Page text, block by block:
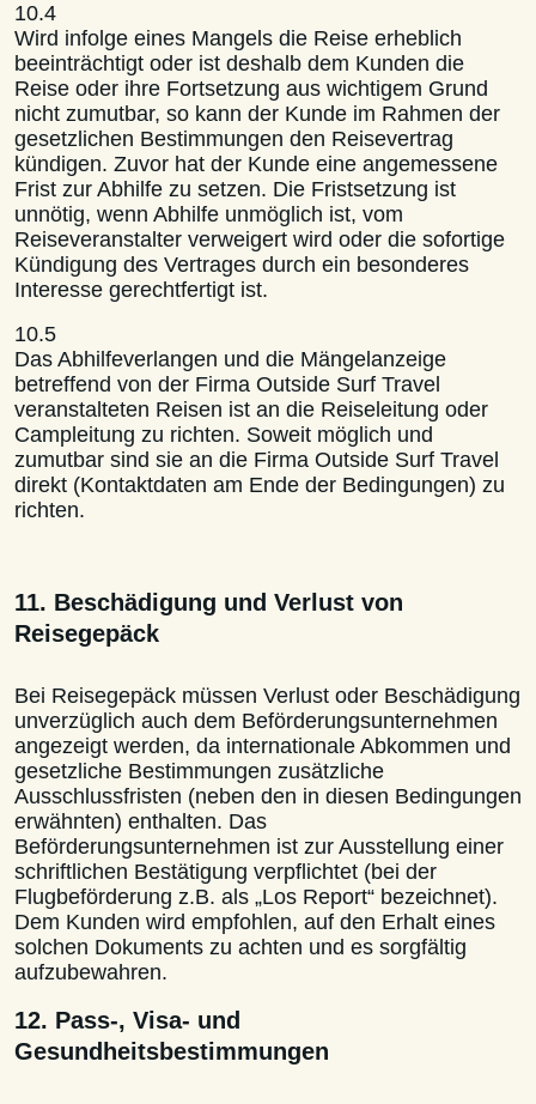
10.4
Wird infolge eines Mangels die Reise erheblich
beeinträchtigt oder ist deshalb dem Kunden die
Reise oder ihre Fortsetzung aus wichtigem Grund
nicht zumutbar, so kann der Kunde im Rahmen der
gesetzlichen Bestimmungen den Reisevertrag
kündigen. Zuvor hat der Kunde eine angemessene
Frist zur Abhilfe zu setzen. Die Fristsetzung ist
unnötig, wenn Abhilfe unmöglich ist, vom
Reiseveranstalter verweigert wird oder die sofortige
Kündigung des Vertrages durch ein besonderes
Interesse gerechtfertigt ist.
10.5
Das Abhilfeverlangen und die Mängelanzeige
betreffend von der Firma Outside Surf Travel
veranstalteten Reisen ist an die Reiseleitung oder
Campleitung zu richten. Soweit möglich und
zumutbar sind sie an die Firma Outside Surf Travel
direkt (Kontaktdaten am Ende der Bedingungen) zu
richten.
11. Beschädigung und Verlust von
Reisegepäck
Bei Reisegepäck müssen Verlust oder Beschädigung
unverzüglich auch dem Beförderungsunternehmen
angezeigt werden, da internationale Abkommen und
gesetzliche Bestimmungen zusätzliche
Ausschlussfristen (neben den in diesen Bedingungen
erwähnten) enthalten. Das
Beförderungsunternehmen ist zur Ausstellung einer
schriftlichen Bestätigung verpflichtet (bei der
Flugbeförderung z.B. als „Los Report“ bezeichnet).
Dem Kunden wird empfohlen, auf den Erhalt eines
solchen Dokuments zu achten und es sorgfältig
aufzubewahren.
12. Pass-, Visa- und
Gesundheitsbestimmungen